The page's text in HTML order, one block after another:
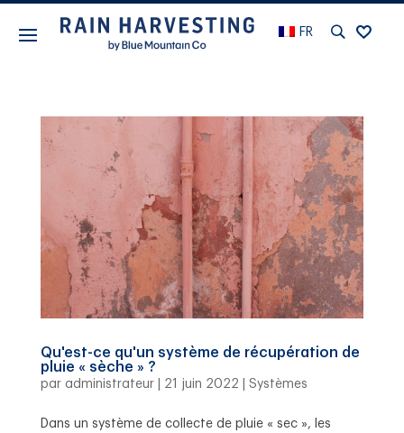
FR
Qu'est-ce qu'un système de récupération de
pluie « sèche » ?
par administrateur| 21 juin 2022 Systèmes
Dans un système de collecte de pluie « sec », les